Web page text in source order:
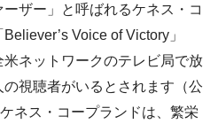
ーザー」と呼ばれるケネス・コ
Voice of Victory」
米ネットワークのテレビ局で放
視聴者がいるとされます（公
ネス・コープランドは、繁栄